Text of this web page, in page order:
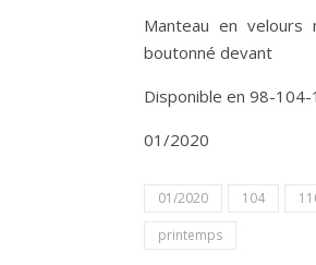
Manteau en velours
boutonné devant
Disponible en 98-
01/2020
01/2020 104
printemps